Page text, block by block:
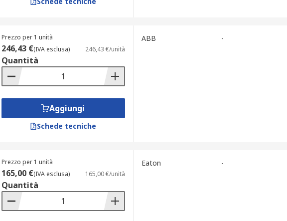
Prezzo per 1 unità
246,43 €(IVA esclusa) 246,43 €/unità
Quantità
Aggiungi
Schede tecniche
ABB -
Prezzo per 1 unità
165,00 €(IVA esclusa) 165,00 €/unità
Quantità
Eaton -